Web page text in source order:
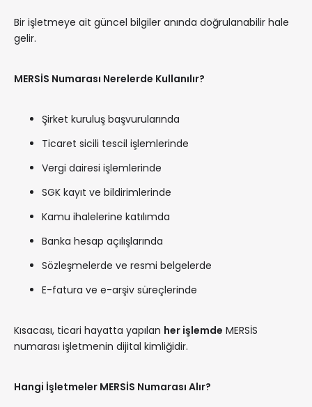
Bir işletmeye ait güncel bilgiler anında doğrulanabilir hale
gelir.
MERSİS Numarası Nerelerde Kullanılır?
Şirket kuruluş başvurularında
Ticaret sicili tescil işlemlerinde
Vergi dairesi işlemlerinde
SGK kayıt ve bildirimlerinde
Kamu ihalelerine katılımda
Banka hesap açılışlarında
Sözleşmelerde ve resmi belgelerde
E-fatura ve e-arşiv süreçlerinde
Kısacası, ticari hayatta yapılan her işlemde MERSİS
numarası işletmenin dijital kimliğidir.
Hangi İşletmeler MERSİS Numarası Alır?